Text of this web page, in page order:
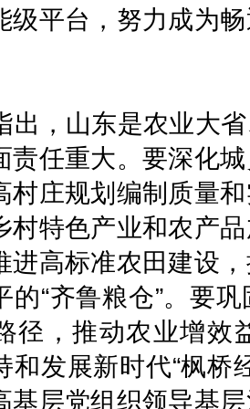
级平台，努力成为
出，山东是农业大
责任重大。要深化
村庄规划编制质量
村特色产业和农产
进高标准农田建设
的“齐鲁粮仓”。要
径，推动农业增效
和发展新时代“枫桥
基层党组织领导基